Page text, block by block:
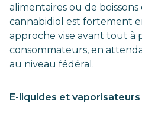
alimentaires ou de
cannabidiol est fortement
approche vise avant tout à
consommateurs, en
au niveau fédéral.
E-liquides et vaporisateurs